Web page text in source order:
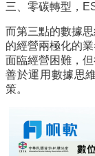
三、零碳轉型，
而第三點的數據
的經營兩極化的
面臨經營困難，
善於運用數據思
策。